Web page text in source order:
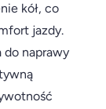
kół, co
jazdy.
do naprawy